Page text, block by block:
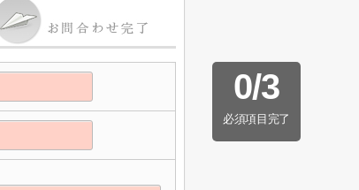
0/3
必須項目完了